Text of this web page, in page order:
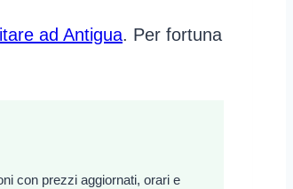
ad Antigua. Per fortuna
con prezzi aggiornati, orari e